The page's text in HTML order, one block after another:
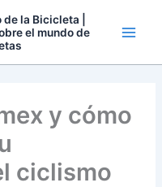
la Bicicleta |
el mundo de
y cómo
ciclismo